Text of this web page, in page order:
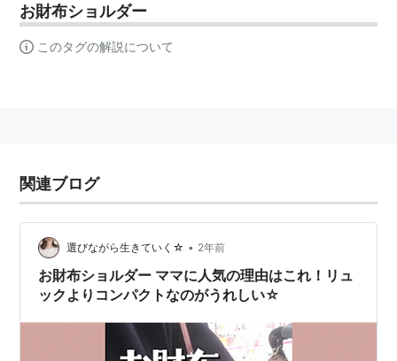
お財布ショルダー
このタグの解説について
関連ブログ
選びながら生きていく☆ • 2年前
お財布ショルダー ママに人気の理由はこれ！リュ
ックよりコンパクトなのがうれしい☆